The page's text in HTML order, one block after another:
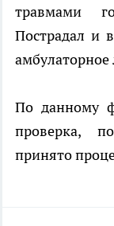
травмами
Пострадал и
амбулаторное
По данному
проверка,
принято